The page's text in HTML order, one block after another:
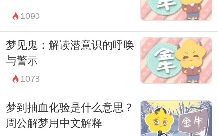
1090
梦见鬼：解读潜意识的呼唤
与警示
1078
梦到抽血化验是什么意思？
周公解梦用中文解释